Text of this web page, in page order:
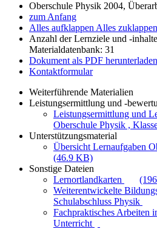
Oberschule Physik 2004,
zum Anfang
Alles aufklappen Alles zuklappen
Anzahl der Lernziele und -
Materialdatenbank: 31
Dokument als PDF herunterladen
Kontaktformular
Weiterführende Materialien
Leistungsermittlung und -
Leistungsermittlung und
Oberschule Physik ,
Unterstützungsmaterial
Übersicht Lernaufgaben
(46.9 KB)
Sonstige Dateien
Lernortlandkarten
Weiterentwickelte
Schulabschluss Physik
Fachpraktisches Arbeiten
Unterricht